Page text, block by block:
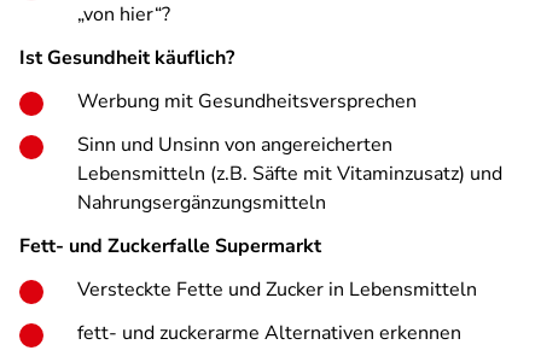
„von hier“?
Ist Gesundheit käuflich?
Werbung mit Gesundheitsversprechen
Sinn und Unsinn von angereicherten
Lebensmitteln (z.B. Säfte mit Vitaminzusatz) und
Nahrungsergänzungsmitteln
Fett- und Zuckerfalle Supermarkt
Versteckte Fette und Zucker in Lebensmitteln
fett- und zuckerarme Alternativen erkennen